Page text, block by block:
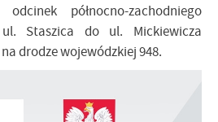
północno-zachodniego
Staszica do ul. Mickiewicza
drodze wojewódzkiej 948.